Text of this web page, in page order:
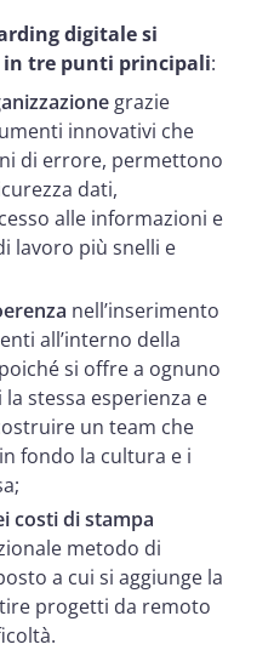
digitale si
in tre punti principali:
grazie
innovativi che
di errore, permettono
dati,
alle informazioni e
lavoro più snelli e
nell’inserimento
all’interno della
si offre a ognuno
stessa esperienza e
un team che
fondo la cultura e i
costi di stampa
metodo di
a cui si aggiunge la
progetti da remoto